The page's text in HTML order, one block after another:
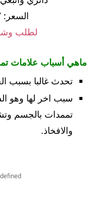
السعر: 38.67 ريال سعودي
لطلب
ماهي أسباب علامات
تحدث غالبا بسبب
سبب اخر لها وهو
تممدات بالجسم
والافخاذ.